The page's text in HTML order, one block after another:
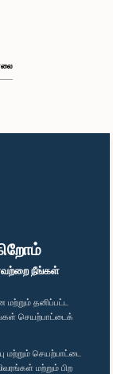
நீங்கள்
தனிப்பட்ட
செயற்பாட்டைக்
மற்றும் செயற்பாட்டை
மற்றும் பிற